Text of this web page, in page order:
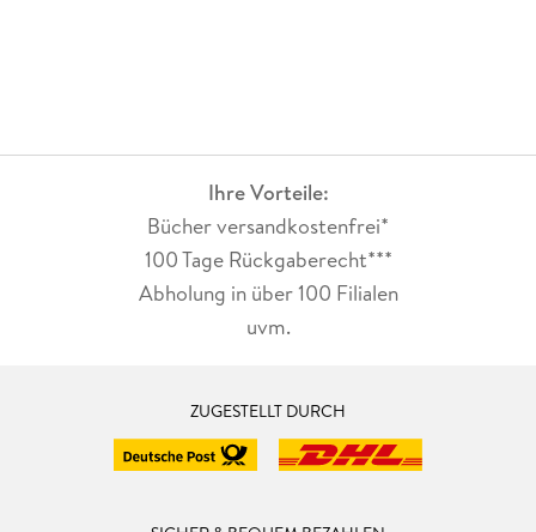
Ihre Vorteile:
Bücher versandkostenfrei*
100 Tage Rückgaberecht***
Abholung in über 100 Filialen
uvm.
ZUGESTELLT DURCH